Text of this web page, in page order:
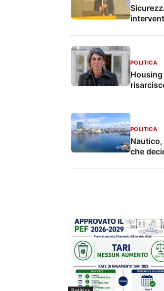
POLITICA
POLITICA
che